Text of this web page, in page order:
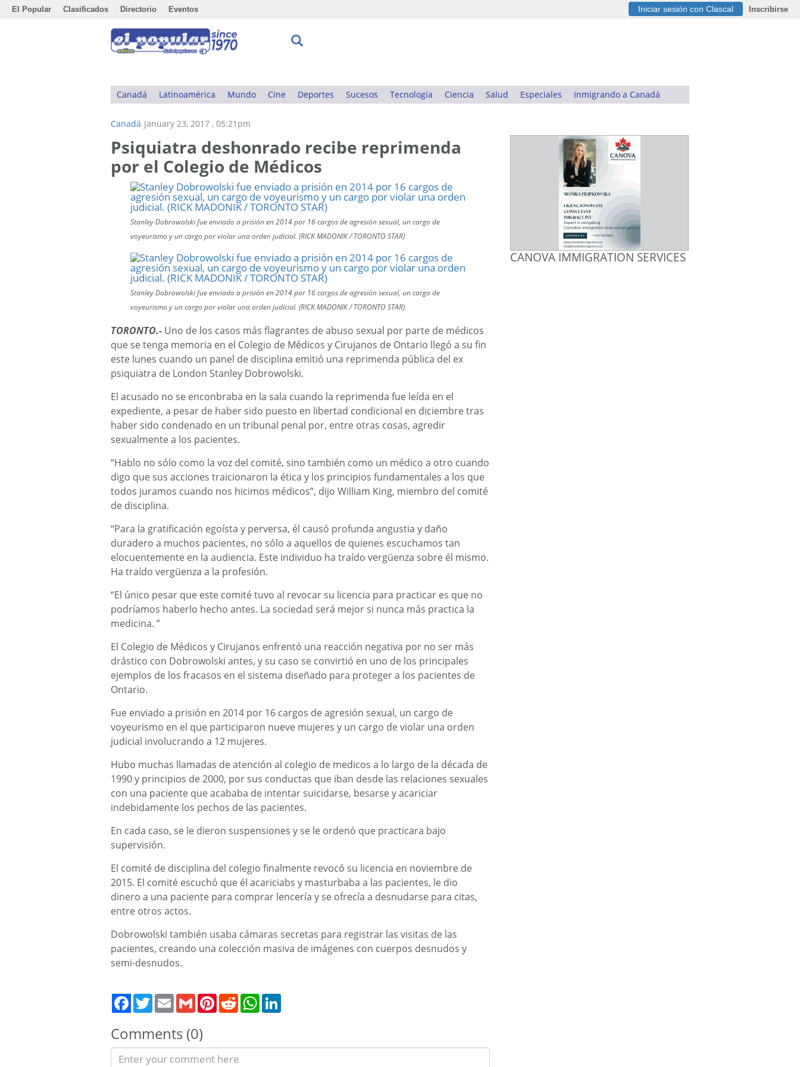
El Popular Clasificados Directorio Eventos Iniciar sesión con Clascal Inscribirse
Canadá Latinoamérica Mundo Cine Deportes Sucesos Tecnología Ciencia Salud Especiales Inmigrando a Canadá
Canadá January 23, 2017 , 05:21pm
Psiquiatra deshonrado recibe reprimenda
por el Colegio de Médicos
Stanley Dobrowolski fue enviado a prisión en 2014 por 16 cargos de agresión sexual, un cargo de
voyeurismo y un cargo por violar una orden judicial. (RICK MADONIK / TORONTO STAR)
Stanley Dobrowolski fue enviado a prisión en 2014 por 16 cargos de agresión sexual, un cargo de
voyeurismo y un cargo por violar una orden judicial. (RICK MADONIK / TORONTO STAR)
TORONTO.- Uno de los casos más flagrantes de abuso sexual por parte de médicos
que se tenga memoria en el Colegio de Médicos y Cirujanos de Ontario llegó a su fin
este lunes cuando un panel de disciplina emitió una reprimenda pública del ex
psiquiatra de London Stanley Dobrowolski.
El acusado no se enconbraba en la sala cuando la reprimenda fue leída en el
expediente, a pesar de haber sido puesto en libertad condicional en diciembre tras
haber sido condenado en un tribunal penal por, entre otras cosas, agredir
sexualmente a los pacientes.
“Hablo no sólo como la voz del comité, sino también como un médico a otro cuando
digo que sus acciones traicionaron la ética y los principios fundamentales a los que
todos juramos cuando nos hicimos médicos”, dijo William King, miembro del comité
de disciplina.
“Para la gratificación egoísta y perversa, él causó profunda angustia y daño
duradero a muchos pacientes, no sólo a aquellos de quienes escuchamos tan
elocuentemente en la audiencia. Este individuo ha traído vergüenza sobre él mismo.
Ha traído vergüenza a la profesión.
“El único pesar que este comité tuvo al revocar su licencia para practicar es que no
podríamos haberlo hecho antes. La sociedad será mejor si nunca más practica la
medicina. ”
El Colegio de Médicos y Cirujanos enfrentó una reacción negativa por no ser más
drástico con Dobrowolski antes, y su caso se convirtió en uno de los principales
ejemplos de los fracasos en el sistema diseñado para proteger a los pacientes de
Ontario.
Fue enviado a prisión en 2014 por 16 cargos de agresión sexual, un cargo de
voyeurismo en el que participaron nueve mujeres y un cargo de violar una orden
judicial involucrando a 12 mujeres.
Hubo muchas llamadas de atención al colegio de medicos a lo largo de la década de
1990 y principios de 2000, por sus conductas que iban desde las relaciones sexuales
con una paciente que acababa de intentar suicidarse, besarse y acariciar
indebidamente los pechos de las pacientes.
En cada caso, se le dieron suspensiones y se le ordenó que practicara bajo
supervisión.
El comité de disciplina del colegio finalmente revocó su licencia en noviembre de
2015. El comité escuchó que él acariciabs y masturbaba a las pacientes, le dio
dinero a una paciente para comprar lencería y se ofrecía a desnudarse para citas,
entre otros actos.
Dobrowolski también usaba cámaras secretas para registrar las visitas de las
pacientes, creando una colección masiva de imágenes con cuerpos desnudos y
semi-desnudos.
TwitterEmail Gmail PinterestRedditWhatsApp
Comments (0)
CANOVA IMMIGRATION SERVICES